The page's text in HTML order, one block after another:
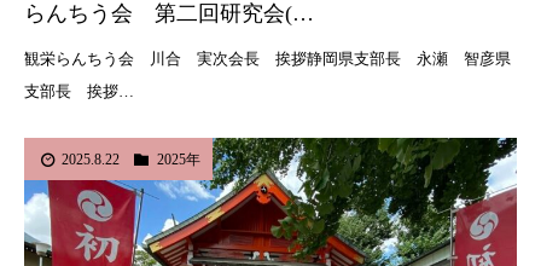
らんちう会 第二回研究会(…
観栄らんちう会 川合 実次会長 挨拶静岡県支部長 永瀬 智彦県
支部長 挨拶…
2025.8.22 2025年